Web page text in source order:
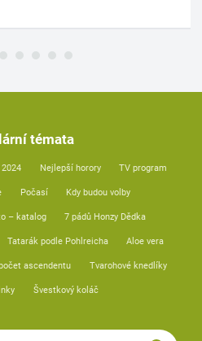
témata
Nejlepší horory TV program
Počasí Kdy budou volby
– katalog 7 pádů Honzy Dědka
Tatarák podle Pohlreicha Aloe vera
ascendentu Tvarohové knedlíky
Švestkový koláč